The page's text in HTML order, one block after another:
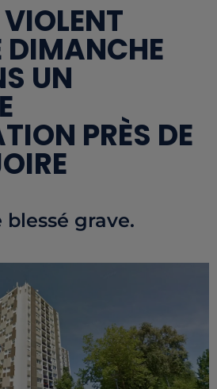
DIMANCHE
UN
PRÈS DE
blessé grave.